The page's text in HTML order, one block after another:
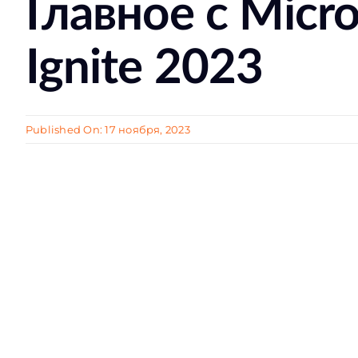
Главное с
Ignite 2023
Published On: 17 ноября, 2023